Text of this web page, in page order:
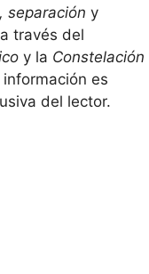
separación y
a través del
y la Constelación
es
del lector.